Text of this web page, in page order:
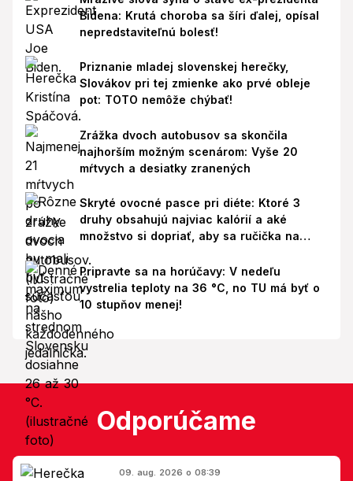
Bidena: Krutá choroba sa šíri ďalej, opísal
nepredstaviteľnú bolesť!
Priznanie mladej slovenskej herečky,
Slovákov pri tej zmienke ako prvé obleje
pot: TOTO nemôže chýbať!
Zrážka dvoch autobusov sa skončila
najhorším možným scenárom: Vyše 20
mŕtvych a desiatky zranených
Skryté ovocné pasce pri diéte: Ktoré 3
druhy obsahujú najviac kalórií a aké
množstvo si dopriať, aby sa ručička na
Pripravte sa na horúčavy: V nedeľu
vystrelia teploty na 36 °C, no TU má byť o
10 stupňov menej!
Odporúčame
09. aug. 2026 o 08:39